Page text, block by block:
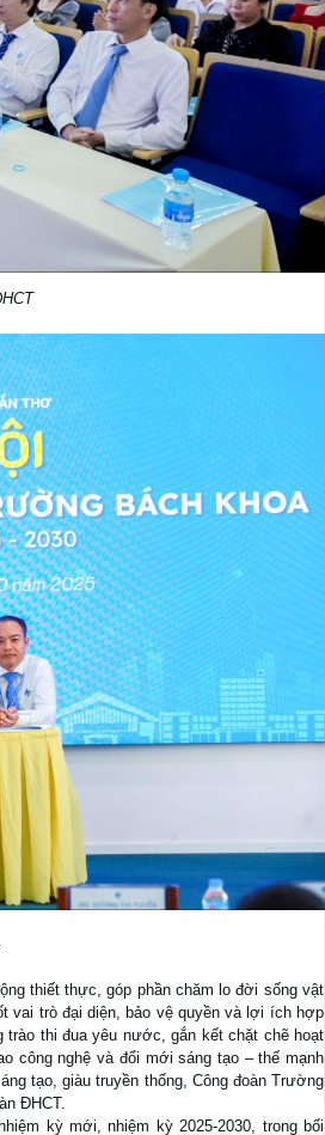
thiết thực, góp phần chăm lo đời sống vật
vai trò đại diện, bảo vệ quyền và lợi ích hợp
trào thi đua yêu nước, gắn kết chặt chẽ hoạt
công nghệ và đổi mới sáng tạo – thế mạnh
tạo, giàu truyền thống, Công đoàn Trường
ĐHCT.
kỳ mới, nhiệm kỳ 2025-2030, trong bối